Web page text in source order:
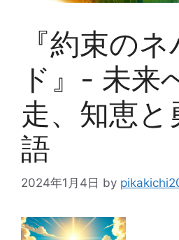
『約束の
ド』- 未来
走、知恵と
語
2024年1月4日 by